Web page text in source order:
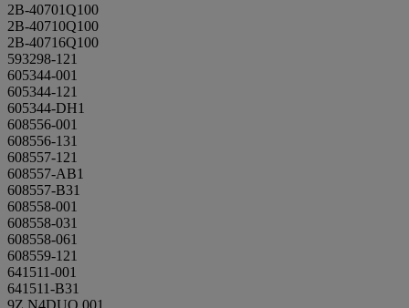
2B-40701Q100
2B-40710Q100
2B-40716Q100
593298-121
605344-001
605344-121
605344-DH1
608556-001
608556-131
608557-121
608557-AB1
608557-B31
608558-001
608558-031
608558-061
608559-121
641511-001
641511-B31
9Z.N4DUQ.001